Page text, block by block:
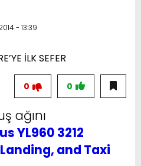
- 13:39
0
0
ağını